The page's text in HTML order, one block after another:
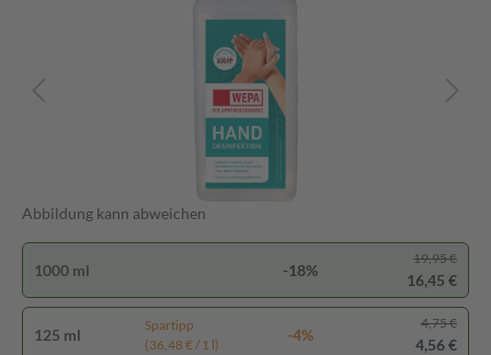
Abbildung kann abweichen
1000 ml -18%
19,95 €
16,45 €
125 ml
Spartipp
(36,48 € / 1 l)
-4%
4,75 €
4,56 €